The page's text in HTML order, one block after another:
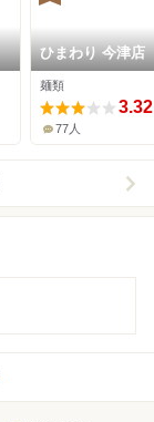
ひまわり 今津店
麺類
3.32
77人